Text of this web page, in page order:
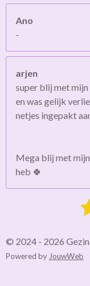
Ano
-
arjen
super blij met
en was gelijk
netjes ingepakt
Mega blij met
heb 🍀
i
n
1
t
e
© 2024 - 2026
Powered by JouwWeb